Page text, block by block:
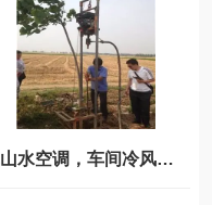
昆山水空调，车间冷风机安装